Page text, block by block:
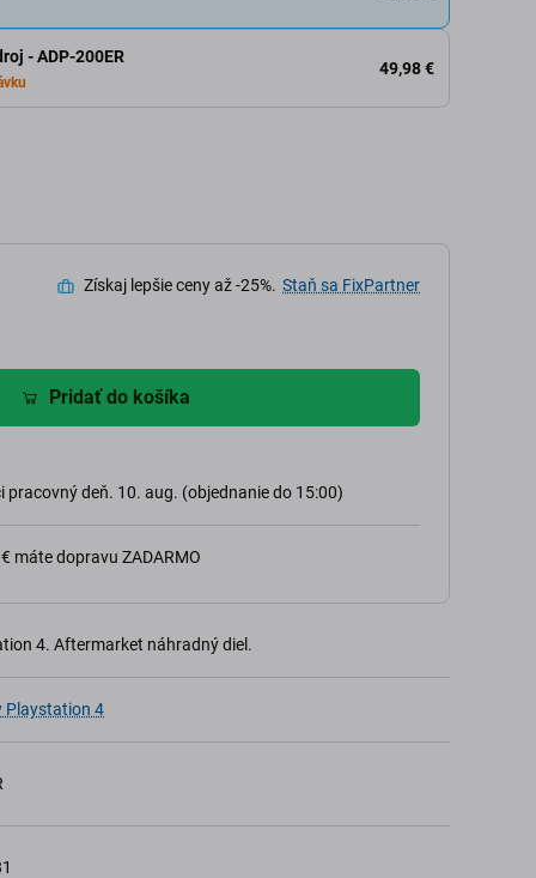
- ADP-200ER
49,98 €
Získaj lepšie ceny až -25%. Staň sa FixPartner
Pridať do košíka
pracovný deň. 10. aug. (objednanie do 15:00)
máte dopravu ZADARMO
4. Aftermarket náhradný diel.
Playstation 4